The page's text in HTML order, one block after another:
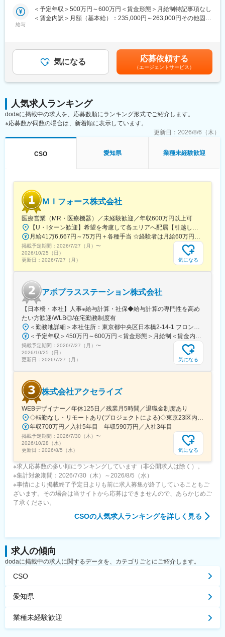
業活動が行えます。
◎多彩なキャリアパス
す。複数のプロジェクトを経験し、新たなキャリアに挑戦してい
くことを期待しています。
（2）東北：青森・秋田・岩手・山形・宮城・福島
（3）関東：東京・神奈川・千葉・埼玉・茨城・栃木・群馬
（4）甲信越：新潟・長野・山梨
（5）東海：愛知・岐阜・三重・静岡
（8）中国：岡山・広島・山口・島根・鳥取
（10）九州：福岡・大分・宮崎・鹿児島・熊本・佐賀・長崎・沖
変更の範囲：会社の定める業務
入社月が決まっているため同期も多く安心してスタート可能
具体的には、「どんな病気に効くか（効果）／安全性（副作用や
注意点）／品質に問題はないか」をわかりやすく伝えます
また、現場で使われた際の声を聞き取り製薬会社へ届け、より良
い薬づくりにも貢献します
いのある仕事です
＼＼求人のポイント／／
◎未経験から医療業界へ｜大手製薬会社のプロジェクトで働ける
◎3ヶ月研修＋OJTでゼロから育成｜専門性の高いキャリア形成
◎異業種出身者（営業、接客、旅行・ホテル、介護、公務員、教
■入社後の流れ
▽約3ヶ月の研修（医療知識・業務理解）
▽現場配属（4ヶ月目～）※マネージャーなど周囲のサポートを受
けながら実務習得
▽キャリア形成（MR経験者スペシャリスト・管理職や本社管理職
へのキャリアアップ＆キャリアチェンジの可能性アリ）
■充実した研修制度
・入社後3ヶ月は研修に専念（基礎から習得）
・全員未経験入社！同期とスタートできる環境
■手厚い福利厚生
・外勤手当（1日1,500円）
・社宅制度（家賃60％会社負担）※条件あり
・転勤時の引越し費用負担
・単身赴任手当／帰省補助
■当社の特徴
研修終了後は各製薬メーカーのプロジェクトに配属される『コン
クラクトMR』。配属期間は平均2～3年程。
新薬案件を中心にプロジェクトが豊富にあり、成長機会が広がり
ます。
■豊富なキャリアパス
がんや希少疾患の医薬品担当など専門性を深めるキャリアや、マ
ネジメント・人材育成など多様なキャリアパスが可能。実際に社
内でキャリアチェンジして活躍している社員も多数います。
変更の範囲：会社の定める業務
給与
＜予定年収＞500万円～600万円＜賃金形態＞月給制特記事項なし
＜賃金内訳＞月額（基本給）：235,000円～263,000円その他固定
を全額支給 ■賞与年2回（昨年度実績4.2ヶ月）、報酬改定年1回■
全国勤務が可能な方は、50万円の一時金を支給(3ヶ月の試用期間
後の翌月給与で支給)賃金はあくまでも目安の金額であり、選考を
通じて上下する可能性があります。月給(月額)は固定手当を含めた
気になる 応募依頼する
（エージェントサービス）
人気求人ランキング
dodaに掲載中の求人を、応募数順にランキング形式でご紹介します。
※応募数が同数の場合は、新着順に表示しています。
更新日： 2026/8/6（木）
CSO 愛知県 業種未経験歓迎
ＭＩフォース株式会社
医療営業（MR・医療機器）／未経験歓迎／年収600万円以上可
【U・Iターン歓迎】希望を考慮して各エリアへ配属【引越し代は会社全額負担】■本社 東京都中央区築地1-13-1 銀座松竹スクエア9F■勤務エリア：（1）北海道：北海道（2）東北：青森・秋田・岩手・山形・宮城・福島（3）関東：東京・神奈川・千葉・埼玉・茨城・栃木・群馬（4）甲信越：新潟・長野・山梨（5）東海：愛知・岐阜・三重・静岡（6）北陸：富山・石川・福井（7）近畿：大阪・京都・滋賀・奈良・和歌山・兵庫（8）中国：岡山・広島・山口・島根・鳥取（9）四国：香川・徳島・高知・愛媛（10）九州：福岡・大分・宮崎・鹿児島・熊本・佐賀・長崎・沖縄※勤務地限定～全国転勤（規定あり）の選択可能※配属エリアは希望を考慮して決定いたします。希望範囲外への転勤はありません。※変更の範囲：会社の定める事業所（リモートワーク含む）
月給41万6,667円～75万円＋各種手当 ☆経験者は月給60万円以上！・・・・・・■未経験者：月給41万6,667円～＋各種手当※上記には固定残業代（7万9,114円～／30時間分）を含みます。※超過分は別途全額支給いたします。◎手当を含めれば初年度から年収600万円以上も可能！・・・・・・■経験者：月給60万円～75万円＋各種手当※上記には固定残業代（11万760円～／30時間分）を含みます。※超過分は別途全額支給いたします。＜年収例＞◎初年度年収は700万円以上！◎最大年収900万円以上も目指せる♪・・・・・・＼社員の年収例／ 800万円／36歳（入社3年） 860万円／42歳（入社4年） 920万円／45歳（入社6年） ※諸手当含む
掲載予定期間： 2026/7/27（月） 〜
2026/10/25（日）
更新日： 2026/7/27（月） 気になる
アポプラスステーション株式会社
【日本橋・本社】人事※給与計算・社保◆給与計算の専門性を高め
たい方歓迎/WLB◎/在宅勤務制度有
＜勤務地詳細＞本社住所：東京都中央区日本橋2-14-1 フロントプレイス日本橋勤務地最寄駅：各線／日本橋駅受動喫煙対策：敷地内喫煙可能場所あり変更の範囲：会社の定める事業所
＜予定年収＞450万円～600万円＜賃金形態＞月給制＜賃金内訳＞月額（基本給）：243,000円～330,300円固定残業手当/月：57,000円～77,700円（固定残業時間30時間0分/月）超過した時間外労働の残業手当は追加支給＜月給＞300,000円～408,000円（一律手当を含む）＜昇給有無＞有＜残業手当＞有＜給与補足＞※上記金額にスキル・ご経験に応じて加算する可能性がございます※給与詳細は、経験・スキルを考慮した上で決定。■昇給：年1回（4月）賃金はあくまでも目安の金額であり、選考を通じて上下する可能性があります。月給(月額)は固定手当を含めた表記です。
掲載予定期間： 2026/7/27（月） 〜
2026/10/25（日）
更新日： 2026/7/27（月） 気になる
株式会社アクセライズ
WEBデザイナー／年休125日／残業月5時間／退職金制度あり
◇転勤なし・リモートあり(プロジェクトによる)◇東京23区内を中心としたプロジェクト先▽勤務エリア・東京都内を中心とした一都三県・東京23区内のプロジェクトが中心・プロジェクトによりリモートワークあり・千葉、埼玉、神奈川にも案件あり。強制はなし。■東京本社／東京都千代田区神田小川町1-5-1 神田御幸ビル8F
年収700万円／入社5年目 年収590万円／入社3年目
掲載予定期間： 2026/7/30（木） 〜
2026/10/28（水）
更新日： 2026/8/5（水） 気になる
※求人応募数の多い順にランキングしています（非公開求人は除く）。
※集計対象期間：2026/7/30（木）～2026/8/5（水）
※事情により掲載終了予定日よりも前に求人募集が終了していることもご
ざいます。その場合は当サイトから応募はできませんので、あらかじめご
了承ください。
CSOの人気求人ランキングを詳しく見る
求人の傾向
dodaに掲載中の求人に関するデータを、カテゴリごとにご紹介します。
CSO
愛知県
業種未経験歓迎